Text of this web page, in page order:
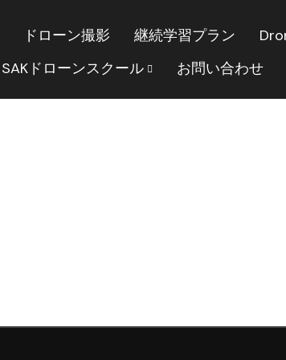
ドローン撮影 継続学習プラン
SAKドローンスクール お問い合わせ